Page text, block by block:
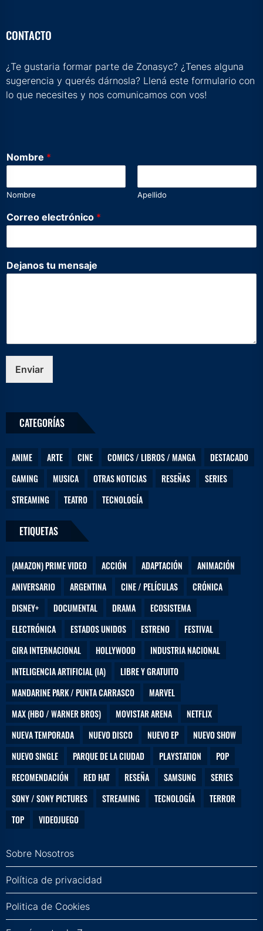
CONTACTO
¿Te gustaria formar parte de Zonasyc? ¿Tenes alguna
sugerencia y querés dárnosla? Llená este formulario con
lo que necesites y nos comunicamos con vos!
Nombre *
Nombre Apellido
N
o
b
e
r
m
n
Correo electrónico *
Dejanos tu mensaje
Enviar
CATEGORÍAS
ANIME ARTE CINE COMICS / LIBROS / MANGA
DESTACADO
GAMING
MUSICA OTRAS NOTICIAS RESEÑAS
SERIES
STREAMING
TEATRO TECNOLOGÍA
ETIQUETAS
(AMAZON) PRIME VIDEO ACCIÓN ADAPTACIÓN
ANIMACIÓN
ANIVERSARIO
ARGENTINA CINE / PELÍCULAS
CRÓNICA
DISNEY+
DOCUMENTAL DRAMA
ECOSISTEMA
ELECTRÓNICA
ESTADOS UNIDOS ESTRENO
FESTIVAL
GIRA INTERNACIONAL
HOLLYWOOD
INDUSTRIA NACIONAL
INTELIGENCIA ARTIFICIAL (IA)
LIBRE Y GRATUITO
MANDARINE PARK / PUNTA CARRASCO
MARVEL
MAX (HBO / WARNER BROS)
MOVISTAR ARENA
NETFLIX
NUEVA TEMPORADA
NUEVO DISCO NUEVO EP
NUEVO SHOW
NUEVO SINGLE
PARQUE DE LA CIUDAD PLAYSTATION
POP
RECOMENDACIÓN
RED HAT RESEÑA SAMSUNG
SERIES
SONY / SONY PICTURES
STREAMING TECNOLOGÍA
TERROR
TOP
VIDEOJUEGO
Sobre Nosotros
Política de privacidad
Politica de Cookies